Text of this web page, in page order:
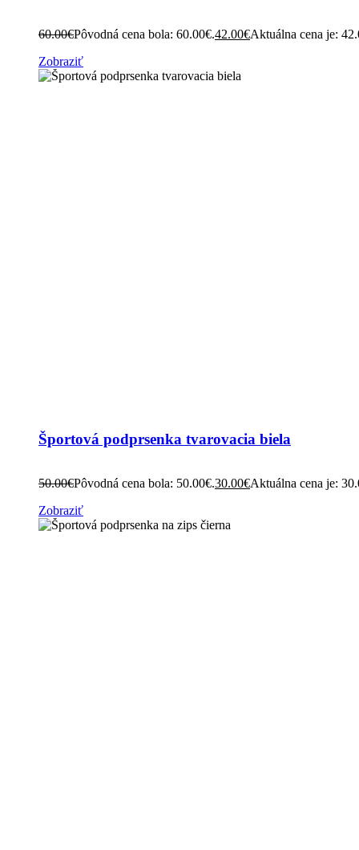
60.00€Pôvodná cena bola: 60.00€.42.00€Aktuálna cena je:
Zobraziť
Športová podprsenka tvarovacia biela
50.00€Pôvodná cena bola: 50.00€.30.00€Aktuálna cena je:
Zobraziť